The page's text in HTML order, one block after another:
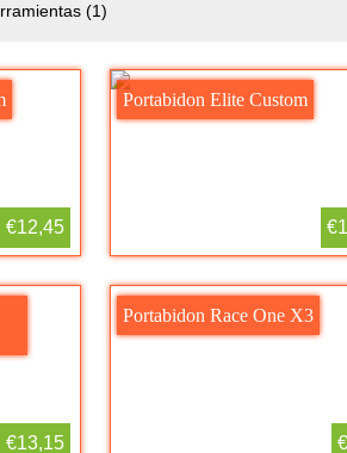
(1)
€12,45
Portabidon Elite Custom
€13,15
Portabidon Race One X3